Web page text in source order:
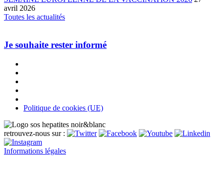
avril 2026
Toutes les actualités
Je souhaite rester informé
Politique de cookies (UE)
retrouvez-nous sur :
Informations légales